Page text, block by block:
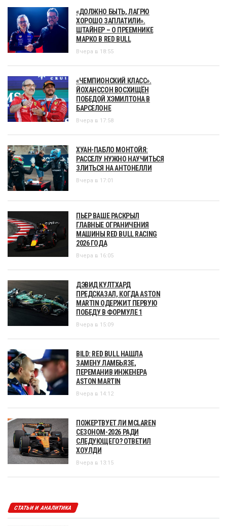
«ДОЛЖНО БЫТЬ, ЛАГРЮ
ХОРОШО ЗАПЛАТИЛИ».
ШТАЙНЕР – О ПРЕЕМНИКЕ
МАРКО В RED BULL
Вчера в 18:55
«ЧЕМПИОНСКИЙ КЛАСС».
ЙОХАНССОН ВОСХИЩЁН
ПОБЕДОЙ ХЭМИЛТОНА В
БАРСЕЛОНЕ
Вчера в 17:58
ХУАН-ПАБЛО МОНТОЙЯ:
РАССЕЛУ НУЖНО НАУЧИТЬСЯ
ЗЛИТЬСЯ НА АНТОНЕЛЛИ
Вчера в 17:01
ПЬЕР ВАШЕ РАСКРЫЛ
ГЛАВНЫЕ ОГРАНИЧЕНИЯ
МАШИНЫ RED BULL RACING
2026 ГОДА
Вчера в 16:05
ДЭВИД КУЛТХАРД
ПРЕДСКАЗАЛ, КОГДА ASTON
MARTIN ОДЕРЖИТ ПЕРВУЮ
ПОБЕДУ В ФОРМУЛЕ 1
Вчера в 15:09
BILD: RED BULL НАШЛА
ЗАМЕНУ ЛАМБЬЯЗЕ,
ПЕРЕМАНИВ ИНЖЕНЕРА
ASTON MARTIN
Вчера в 14:12
ПОЖЕРТВУЕТ ЛИ MCLAREN
СЕЗОНОМ-2026 РАДИ
СЛЕДУЮЩЕГО? ОТВЕТИЛ
ХОУЛДИ
Вчера в 13:15
СТАТЬИ И АНАЛИТИКА